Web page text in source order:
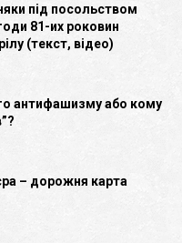
під посольством
81-их роковин
(текст, відео)
антифашизму або кому
– дорожня карта